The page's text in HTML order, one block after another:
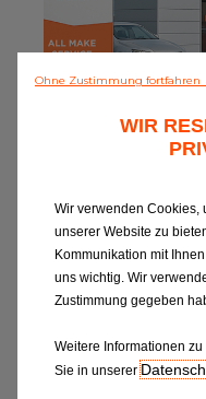
Ohne Zustimmung fortfahren
WIR
Wir verwenden Cookies,
unserer Website zu
Kommunikation mit
uns wichtig. Wir
Zustimmung gegeben
Weitere Informationen
Sie in unserer